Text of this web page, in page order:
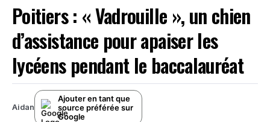
Poitiers : « Vadrouille », un chien
d’assistance pour apaiser les
lycéens pendant le baccalauréat
Aidan
Ajouter en tant que
source préférée sur
Google